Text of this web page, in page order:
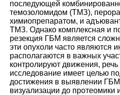
последующей
темозоломидом (ТМЗ),
химиопрепаратом, и
ТМЗ. Однако комплексная и
резекция ГБМ является
эти опухоли часто являются
располагаются в важных
контролируют движения,
исследование имеет целью
достижения в выявлении ГБМ
визуализации до протеомики